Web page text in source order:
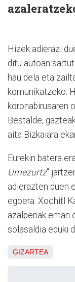
Hizek adierazi
ditu autoan
hau dela eta
komunikatzeko.
koronabirusaren
Bestalde,
aita Bizkaiara
Eurekin batera
Umezurtz"
adierazten duen
egoera. Xochitl
azalpenak eman
solasaldia eduki
GIZARTEA